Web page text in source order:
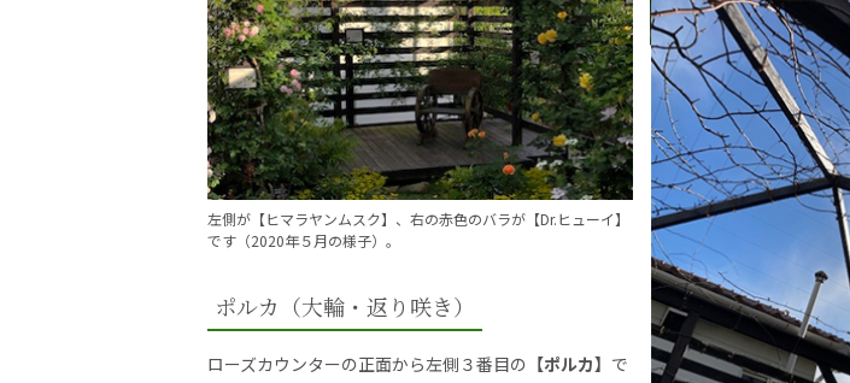
左側が【ヒマラヤンムスク】、右の赤色のバラが【Dr.ヒューイ】
です（2020年５月の様子）。
ポルカ（大輪・返り咲き）
ローズカウンターの正面から左側３番目の 【ポルカ】 で